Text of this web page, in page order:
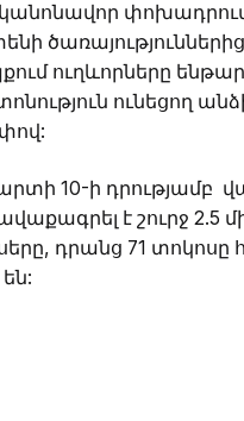
ուղևորները
ունեցող
10-ի դրությամբ
է շուրջ 2.5
դրանց 71 տոկոսը